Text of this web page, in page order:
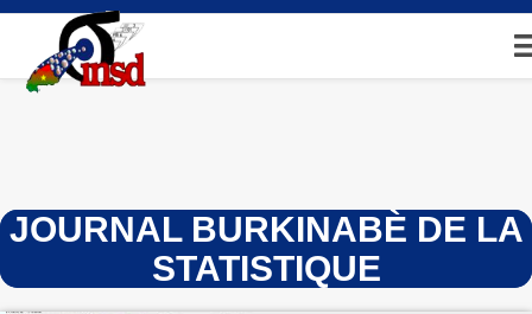
Aller
contenu
principal
JOURNAL BURKINABÈ DE LA
STATISTIQUE